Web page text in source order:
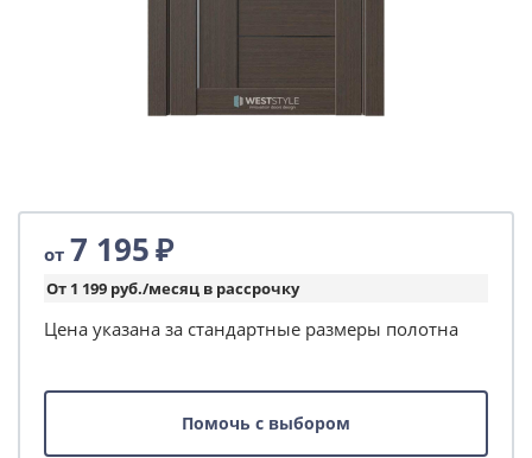
от 7 195₽
От 1 199 руб./месяц в рассрочку
Цена указана за стандартные размеры полотна
Помочь с выбором